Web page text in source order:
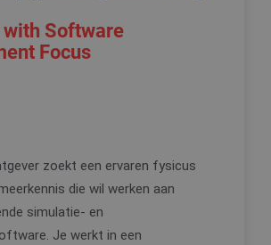
Software
Focus
zoekt een ervaren fysicus
die wil werken aan
simulatie- en
Je werkt in een